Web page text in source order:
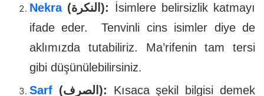
Nekra
(النكرة): İsimlere belirsizlik katmayı
ifade eder. Tenvinli cins isimler diye de
aklımızda tutabiliriz. Ma’rifenin tam tersi
gibi düşünülebilirsiniz.
Sarf
(الصرف): Kısaca şekil bilgisi demek